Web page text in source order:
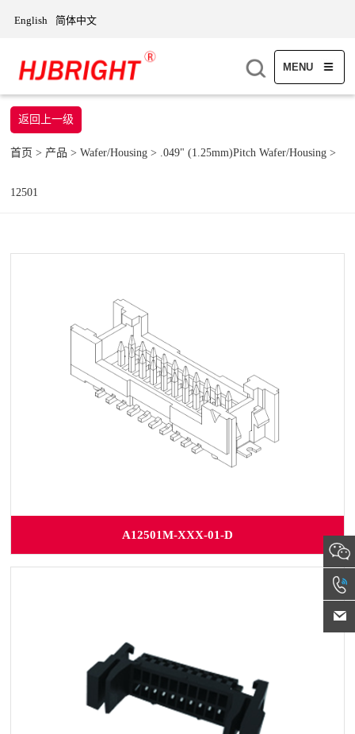
English 简体中文
MENU
返回上一级
首页 > 产品 >Wafer/Housing> .049" (1.25mm)Pitch Wafer/Housing >
12501
A12501M-XXX-01-D